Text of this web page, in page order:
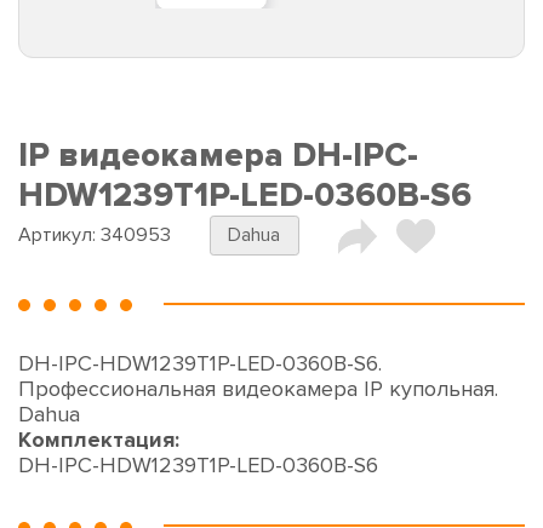
IP видеокамера DH-IPC-
HDW1239T1P-LED-0360B-S6
Артикул: 340953 Dahua
DH-IPC-HDW1239T1P-LED-0360B-S6.
Профессиональная видеокамера IP купольная.
Dahua
Комплектация:
DH-IPC-HDW1239T1P-LED-0360B-S6